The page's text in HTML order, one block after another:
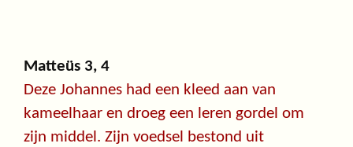
Matteüs 3, 4
Deze Johannes had een kleed aan van
kameelhaar en droeg een leren gordel om
zijn middel. Zijn voedsel bestond uit